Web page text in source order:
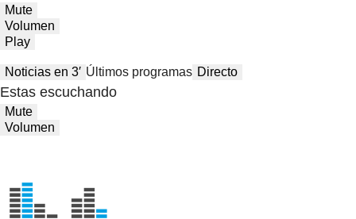
Mute
Volumen
Play
Noticias en 3′ Últimos programas Directo
Estas escuchando
Mute
Volumen